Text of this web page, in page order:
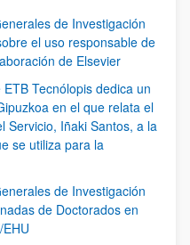
de Investigación
el uso responsable de
de Elsevier
Tecnólopis dedica un
en el que relata el
Servicio, Iñaki Santos, a la
se utiliza para la
de Investigación
de Doctorados en